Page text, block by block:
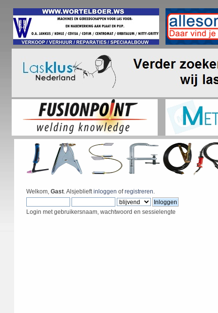
Welkom, Gast. Alsjeblieftinloggen ofregistreren.
Login met gebruikersnaam, wachtwoord en sessielengte